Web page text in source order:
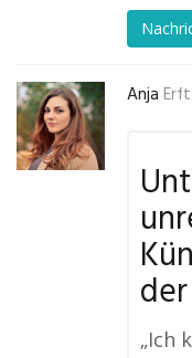
Anja
„Ich